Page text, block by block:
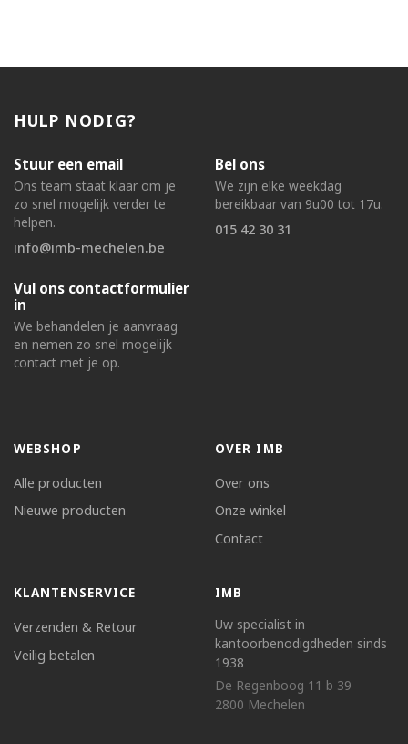
HULP NODIG?
Stuur een email
Ons team staat klaar om je
zo snel mogelijk verder te
helpen.
info@imb-mechelen.be
Bel ons
We zijn elke weekdag
bereikbaar van 9u00 tot 17u.
015 42 30 31
Vul ons contactformulier
in
We behandelen je aanvraag
en nemen zo snel mogelijk
contact met je op.
WEBSHOP
Alle producten
Nieuwe producten
OVER IMB
Over ons
Onze winkel
Contact
KLANTENSERVICE
Verzenden & Retour
Veilig betalen
IMB
Uw specialist in
kantoorbenodigdheden sinds
1938
De Regenboog 11 b 39
2800 Mechelen